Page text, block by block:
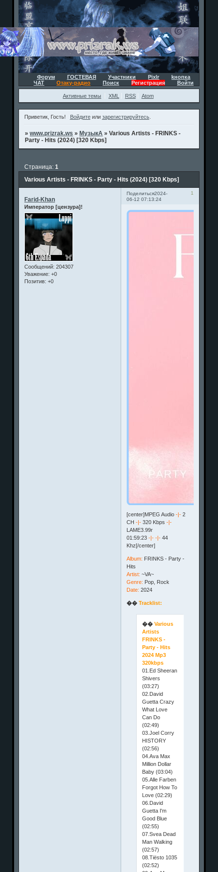
Форум ГОСТЕВАЯ Участники Pixlr
kнопка
ЧАТ
Отаку-радио Поиск Регистрация Войти
Активные темы XML RSS Atom
Приветик, Гость! Войдитеили зарегистрируйтесь.
»www.prizrak.ws » МузыкА »Various Artists - FRINKS -
Party - Hits (2024) [320 Kbps]
Various Artists - FRINKS - Party - Hits (2024) [320 Kbps]
Страница:1
Поделиться 1
2024-
06-12 07:13:24
Farid-Khan
Император [цензура]!
Сообщений: 204307
Уважение: +0
Позитив: +0
[center]MPEG Audio-|- 2
CH-|- 320 Kbps-|-
LAME3.99r
01:59:23-|- -|- 44
Khz[/center]
Album: FRINKS - Party -
Hits
Artist: ~VA~
Genre: Pop, Rock
Date: 2024
�� Tracklist:
��Various
Artists
FRINKS -
Party - Hits
2024 Mp3
320kbps
01.Ed Sheeran
Shivers
(03:27)
02.David
Guetta Crazy
What Love
Can Do
(02:49)
03.Joel Corry
HISTORY
(02:56)
04.Ava Max
Million Dollar
Baby (03:04)
05.Alle Farben
Forgot How To
Love (02:29)
06.David
Guetta I'm
Good Blue
(02:55)
07.Svea Dead
Man Walking
(02:57)
08.Tiësto 1035
(02:52)